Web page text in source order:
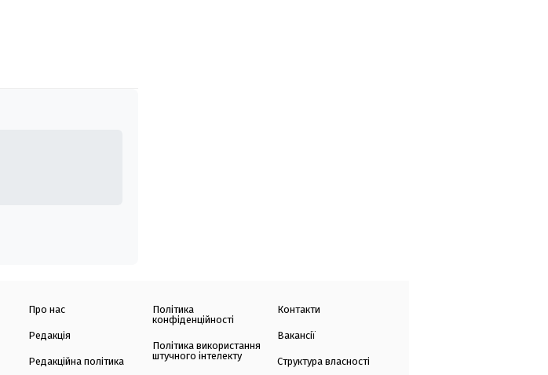
Про нас
Редакція
Редакційна політика
Політика
конфіденційності
Політика використання
штучного інтелекту
Контакти
Вакансії
Структура власності